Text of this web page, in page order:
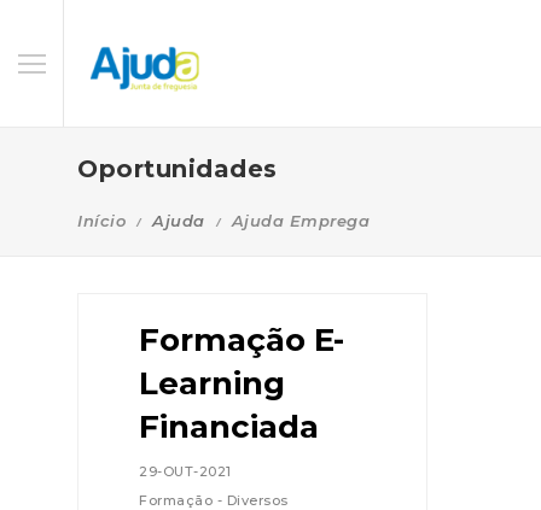
Oportunidades
Início Ajuda Ajuda Emprega
Formação E-
Learning
Financiada
29-OUT-2021
Formação - Diversos